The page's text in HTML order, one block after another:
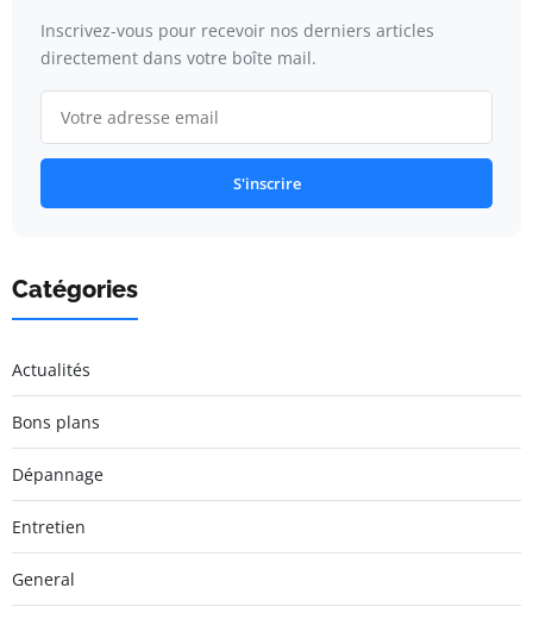
Inscrivez-vous pour recevoir nos derniers articles
directement dans votre boîte mail.
S'inscrire
Catégories
Actualités
Bons plans
Dépannage
Entretien
General